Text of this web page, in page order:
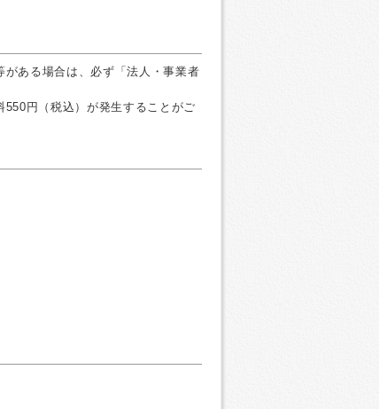
ある場合は、必ず「法人・事業者
円（税込）が発生することがご